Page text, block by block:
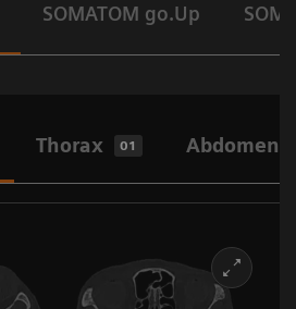
SOMATOM go.Up
Thorax 01 Abdomen